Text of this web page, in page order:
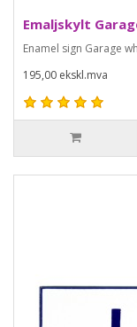
Emaljskylt
Enamel sign Garage
195,00 ekskl.mva